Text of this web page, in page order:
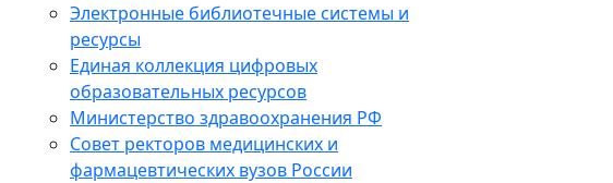
Электронные библиотечные системы и
ресурсы
Единая коллекция цифровых
образовательных ресурсов
Министерство здравоохранения РФ
Совет ректоров медицинских и
фармацевтических вузов России